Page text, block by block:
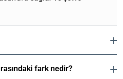
fark nedir?